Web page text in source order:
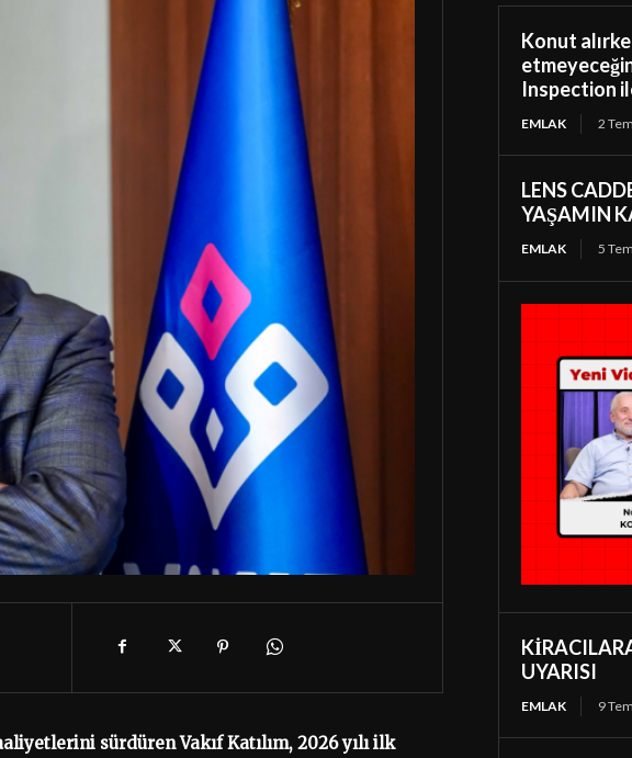
sürdüren Vakıf Katılım, 2026 yılı ilk
Konut
Inspection
EMLAK 2
LENS
YAŞAMIN
EMLAK 5
UYARISI
EMLAK 9